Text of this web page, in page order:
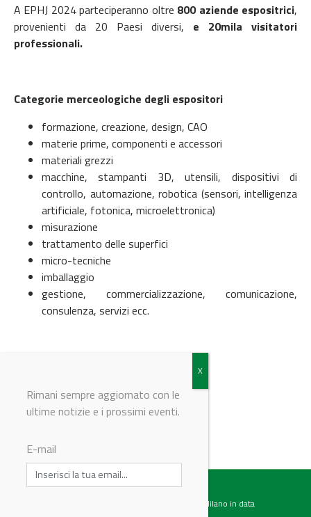
A EPHJ 2024 parteciperanno oltre 800 aziende espositrici,
provenienti da 20 Paesi diversi, e 20mila visitatori
professionali.
Categorie merceologiche degli espositori
formazione, creazione, design, CAO
materie prime, componenti e accessori
materiali grezzi
macchine, stampanti 3D, utensili, dispositivi di
controllo, automazione, robotica (sensori, intelligenza
artificiale, fotonica, microelettronica)
misurazione
trattamento delle superfici
micro-tecniche
imballaggio
gestione, commercializzazione, comunicazione,
consulenza, servizi ecc.
© Riproduzione riservata
Testata giornalistica registrata presso il Tribunale di Milano in data
Rimani sempre aggiornato con le
ultime notizie e i prossimi eventi.
E-mail